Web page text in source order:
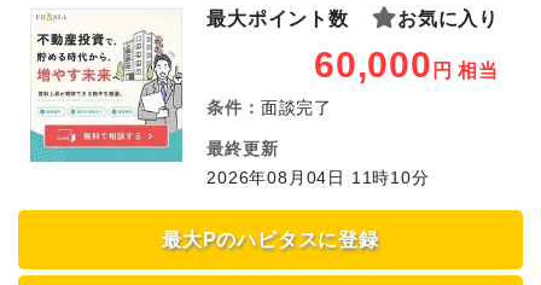
最大ポイント数 お気に入り
60,000 円 相当
条件： 面談完了
最終更新
2026年08月04日 11時10分
最大Pのハピタスに登録